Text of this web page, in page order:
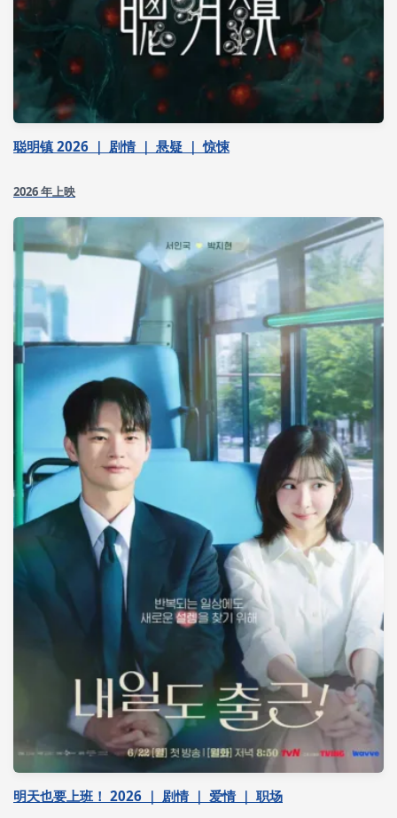
聪明镇 2026 ｜ 剧情 ｜ 悬疑 ｜ 惊悚
2026 年上映
明天也要上班！ 2026 ｜ 剧情 ｜ 爱情 ｜ 职场